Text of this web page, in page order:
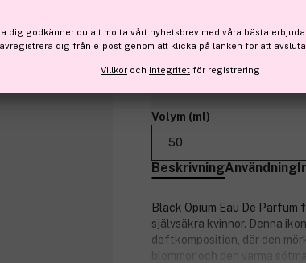
1 498 kr
Volym (ml)
50
BeskrivningAnvändning
Black Opium Eau De
självsäkra kvinnor. Denna
doftkomposition, där den
blommor och den varma
dig godkänner du att motta vårt nyhetsbrev med våra bästa
dig från e-post genom att klicka på länken för att avsluta
Villkor och integritet för registrering